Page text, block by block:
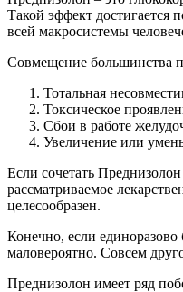
Такой эффект достигается
всей макросистемы
Совмещение большинства
Тотальная
Токсическое
Сбои в работе
Увеличение или
Если сочетать
рассматриваемое
целесообразен.
Конечно, если
маловероятно. Совсем
Преднизолон имеет ряд